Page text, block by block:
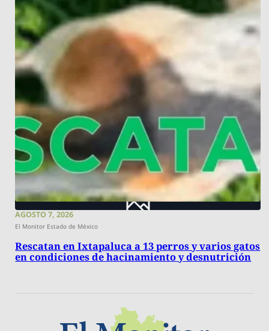
AGOSTO 7, 2026
El Monitor Estado de México
Rescatan en Ixtapaluca a 13 perros y varios gatos
en condiciones de hacinamiento y desnutrición